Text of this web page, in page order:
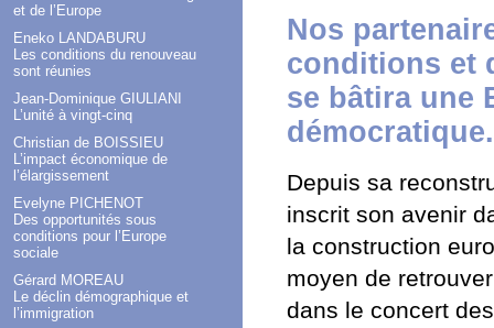
et de l’Europe
Eneko LANDABURU
Les conditions du renouveau
sont réunies
Jean-Dominique GIULIANI
L’unité à vingt-cinq
Christian de BOISSIEU
L’impact économique de
l’élargissement
Evelyne PICHENOT
Des opportunités sous
conditions pour l’Europe
sociale
Gérard MOREAU
Le déclin démographique et
l’immigration
Nos
conditions et
se bâtira une
démocratique.
Depuis sa
inscrit son avenir
la construction
moyen de
dans le concert